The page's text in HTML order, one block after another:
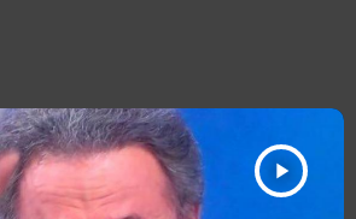
play_arrow